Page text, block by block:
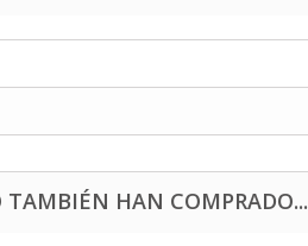
TAMBIÉN HAN COMPRADO...